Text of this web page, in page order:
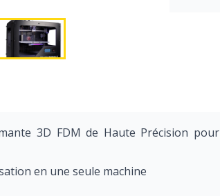
3D FDM de Haute Précision pour
en une seule machine